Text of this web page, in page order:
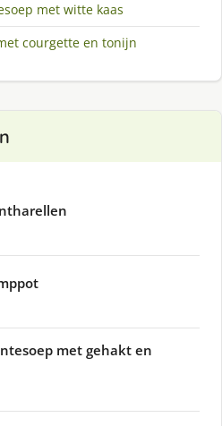
met witte kaas
courgette en tonijn
met gehakt en